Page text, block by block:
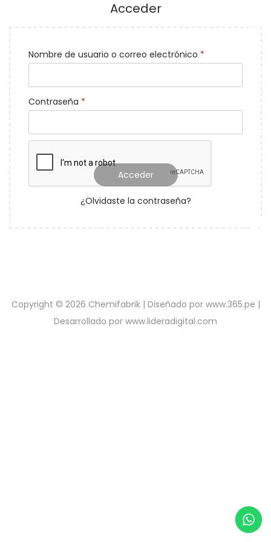
Acceder
Nombre de usuario o correo electrónico *
Contraseña *
Acceder
¿Olvidaste la contraseña?
Copyright © 2026 Chemifabrik| Diseñado por www.365.pe |
Desarrollado por www.lideradigital.com